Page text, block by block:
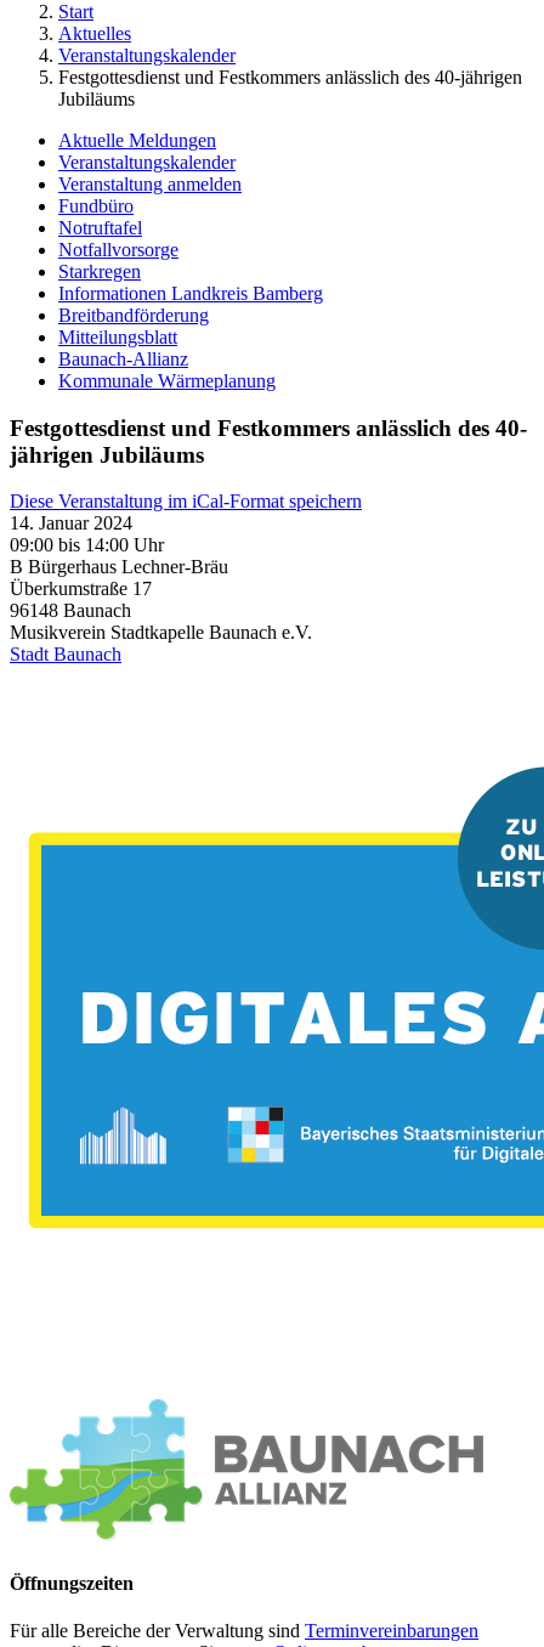
Start
Aktuelles
Veranstaltungskalender
Festgottesdienst und Festkommers anlässlich des 40-jährigen
Jubiläums
Aktuelle Meldungen
Veranstaltungskalender
Veranstaltung anmelden
Fundbüro
Notruftafel
Notfallvorsorge
Starkregen
Informationen Landkreis Bamberg
Breitbandförderung
Mitteilungsblatt
Baunach-Allianz
Kommunale Wärmeplanung
Festgottesdienst und Festkommers anlässlich des 40-
jährigen Jubiläums
Diese Veranstaltung im iCal-Format speichern
14. Januar 2024
09:00 bis 14:00 Uhr
B Bürgerhaus Lechner-Bräu
Überkumstraße 17
96148 Baunach
Musikverein Stadtkapelle Baunach e.V.
Stadt Baunach
Öffnungszeiten
Für alle Bereiche der Verwaltung sind Terminvereinbarungen